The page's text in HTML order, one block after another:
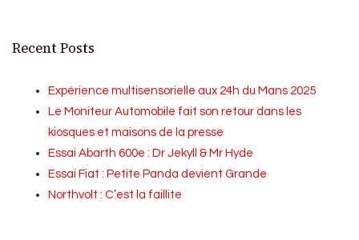
Recent Posts
Expérience multisensorielle aux 24h du Mans 2025
Le Moniteur Automobile fait son retour dans les
kiosques et maisons de la presse
Essai Abarth 600e : Dr Jekyll & Mr Hyde
Essai Fiat : Petite Panda devient Grande
Northvolt : C’est la faillite